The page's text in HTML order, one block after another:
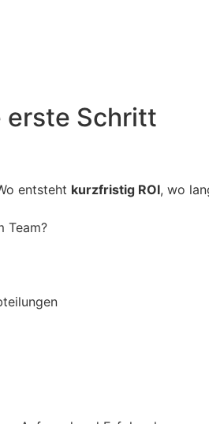
erste Schritt
entsteht kurzfristig ROI, wo
Team?